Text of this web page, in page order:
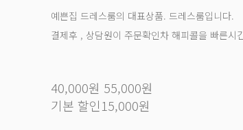
예쁜집 드레스룸의 대표상품. 드레스룸입니다.
결제후 , 상담원이 주문확인차 해피콜을 빠른시
40,000원 55,000원
기본 할인15,000원